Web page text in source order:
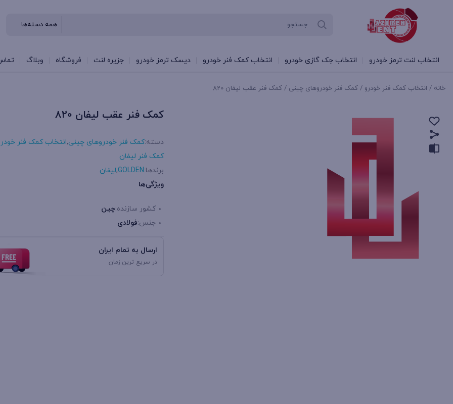
انتخاب لنت ترمز خودرو انتخاب جک گازی خودرو انتخاب کمک فنر خودرو دیسک ترمز خودرو جزیره لنت فروشگاه وبلاگ
خانه / انتخاب کمک فنر خودرو / کمک فنر خودروهای چینی / کمک فنر عقب لیفان 820
کمک فنر عقب لیفان 820
دسته:کمک فنر خودروهای چینی,انتخاب کمک فنر
کمک فنر لیفان
برندها:GOLDEN
,لیفان
ویژگی‌ها
کشور سازنده:چین
جنس:فولادی
ارسال به تمام ایران
در سریع ترین زمان